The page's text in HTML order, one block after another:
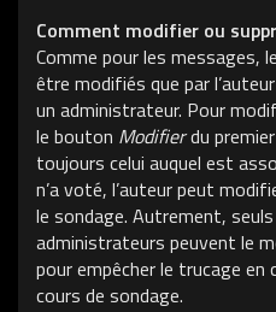
Comment modifier ou
Comme pour les messages,
être modifiés que par
un administrateur. Pour
le bouton Modifierdu
toujours celui auquel est
n’a voté, l’auteur peut
le sondage. Autrement,
administrateurs peuvent le
pour empêcher le trucage
cours de sondage.